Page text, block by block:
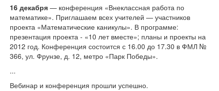
16 декабря — конференция «Внеклассная работа по
математике». Приглашаем всех учителей — участников
проекта «Математические каникулы». В программе:
презентация проекта - «10 лет вместе»; планы и проекты на
2012 год. Конференция состоится с 16.00 до 17.30 в ФМЛ №
366, ул. Фрунзе, д. 12, метро «Парк Победы».
...
Вебинар и конференция прошли успешно.